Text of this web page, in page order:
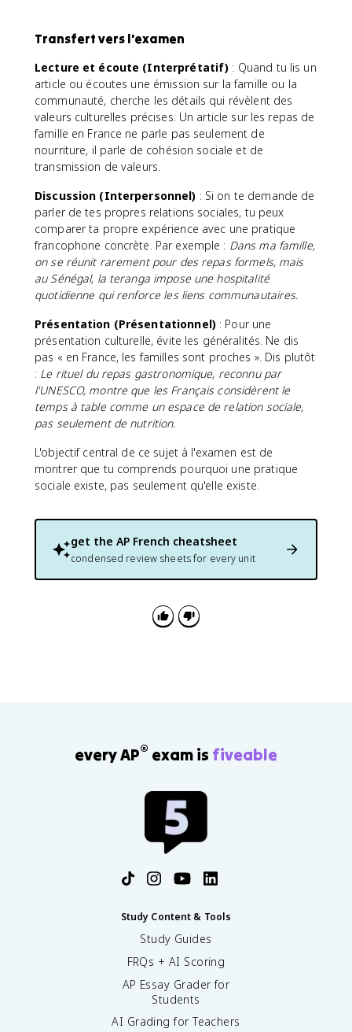
Transfert vers l'examen
Lecture et écoute (Interprétatif) : Quand tu lis un
article ou écoutes une émission sur la famille ou la
communauté, cherche les détails qui révèlent des
valeurs culturelles précises. Un article sur les repas de
famille en France ne parle pas seulement de
nourriture, il parle de cohésion sociale et de
transmission de valeurs.
Discussion (Interpersonnel) : Si on te demande de
parler de tes propres relations sociales, tu peux
comparer ta propre expérience avec une pratique
francophone concrète. Par exemple : Dans ma famille,
on se réunit rarement pour des repas formels, mais
au Sénégal, la teranga impose une hospitalité
quotidienne qui renforce les liens communautaires.
Présentation (Présentationnel): Pour une
présentation culturelle, évite les généralités. Ne dis
pas « en France, les familles sont proches ». Dis plutôt
: Le rituel du repas gastronomique, reconnu par
l'UNESCO, montre que les Français considèrent le
temps à table comme un espace de relation sociale,
pas seulement de nutrition.
L'objectif central de ce sujet à l'examen est de
montrer que tu comprends pourquoi une pratique
sociale existe, pas seulement qu'elle existe.
get the AP French cheatsheet
condensed review sheets for every unit
every AP® exam is fiveable
Study Content & Tools
Study Guides
FRQs + AI Scoring
AP Essay Grader for
Students
AI Grading for Teachers